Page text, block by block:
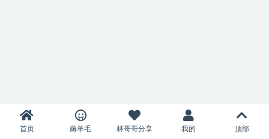
首页 薅羊毛 林哥哥分享 我的 顶部